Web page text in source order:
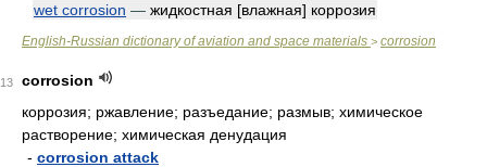
wet corrosion — жидкостная [влажная] коррозия
English-Russian dictionary of aviation and space materials > corrosion
13
corrosion
коррозия; ржавление; разъедание; размыв; химическое
растворение; химическая денудация
- corrosion attack